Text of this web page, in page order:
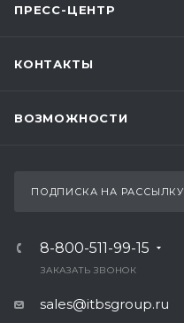
ПРЕСС-ЦЕНТР
КОНТАКТЫ
ВОЗМОЖНОСТИ
ПОДПИСКА НА РАССЫЛКУ
8-800-511-99-15
ЗАКАЗАТЬ ЗВОНОК
sales@itbsgroup.ru